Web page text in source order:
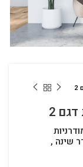
2
שינה ,